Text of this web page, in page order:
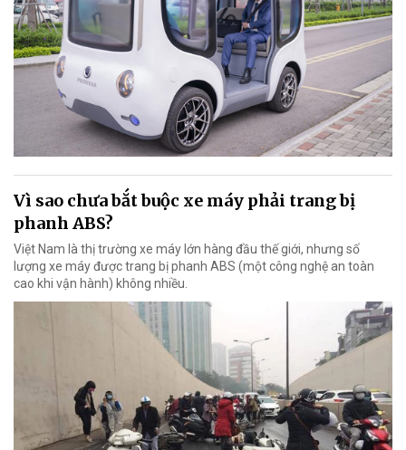
Vì sao chưa bắt buộc xe máy phải trang bị
phanh ABS?
Việt Nam là thị trường xe máy lớn hàng đầu thế giới, nhưng số
lượng xe máy được trang bị phanh ABS (một công nghệ an toàn
cao khi vận hành) không nhiều.